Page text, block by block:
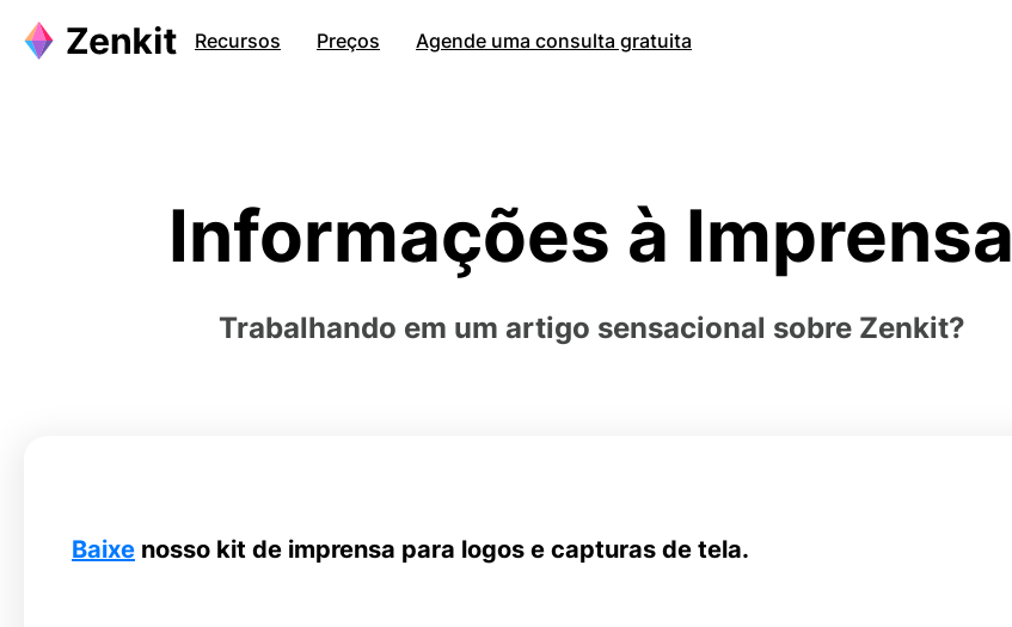
Recursos Preços Agende uma consulta gratuita
Informações à Imprensa
Trabalhando em um artigo sensacional sobre Zenkit?
Baixe nosso kit de imprensa para logos e capturas de tela.